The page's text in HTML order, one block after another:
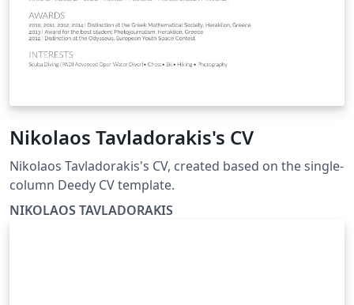
Nikolaos Tavladorakis's CV
Nikolaos Tavladorakis's CV, created based on the single-
column Deedy CV template.
NIKOLAOS TAVLADORAKIS